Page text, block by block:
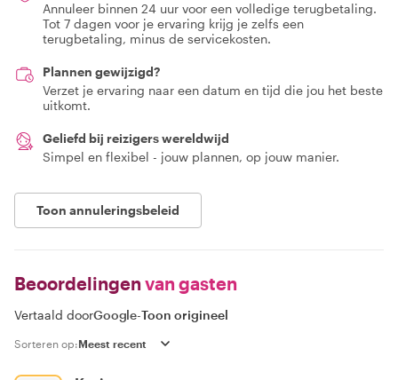
Annuleer binnen 24 uur voor een volledige terugbetaling.
Tot 7 dagen voor je ervaring krijg je zelfs een
terugbetaling, minus de servicekosten.
Plannen gewijzigd?
Verzet je ervaring naar een datum en tijd die jou het beste
uitkomt.
Geliefd bij reizigers wereldwijd
Simpel en flexibel - jouw plannen, op jouw manier.
Toon annuleringsbeleid
Beoordelingen van gasten
Vertaald doorGoogle-Toon origineel
Sorteren op: